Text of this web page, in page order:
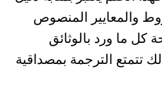
والمعايير المنصوص
كل ما ورد بالوثائق
تتمتع الترجمة بمصداقية